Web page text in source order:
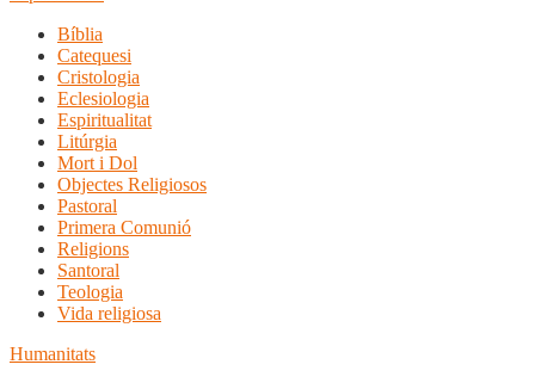
Bíblia
Catequesi
Cristologia
Eclesiologia
Espiritualitat
Litúrgia
Mort i Dol
Objectes Religiosos
Pastoral
Primera Comunió
Religions
Santoral
Teologia
Vida religiosa
Humanitats